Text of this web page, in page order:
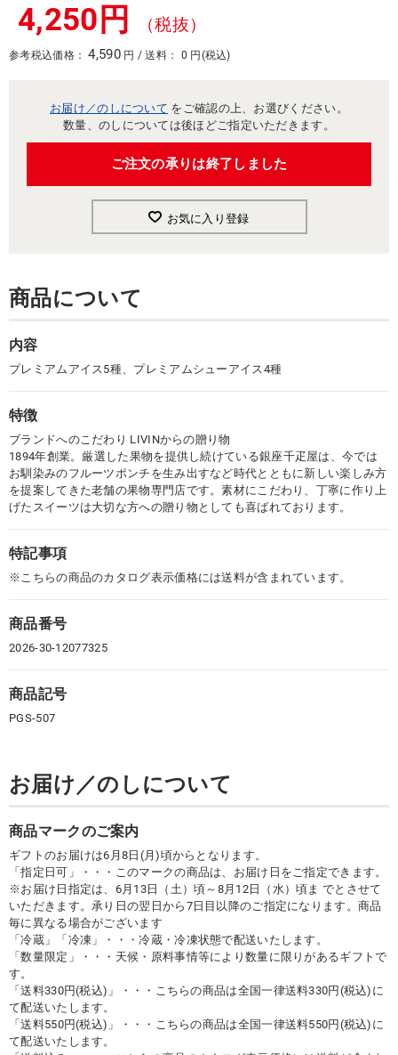
4,250円 （税抜）
参考税込価格：4,590円 / 送料： 0 円(税込)
お届け／のしについて をご確認の上、お選びください。
数量、のしについては後ほどご指定いただきます。
ご注文の承りは終了しました
お気に入り登録
商品について
内容
プレミアムアイス5種、プレミアムシューアイス4種
特徴
ブランドへのこだわり LIVINからの贈り物
1894年創業。厳選した果物を提供し続けている銀座千疋屋は、今では
お馴染みのフルーツポンチを生み出すなど時代とともに新しい楽しみ方
を提案してきた老舗の果物専門店です。素材にこだわり、丁寧に作り上
げたスイーツは大切な方への贈り物としても喜ばれております。
特記事項
※こちらの商品のカタログ表示価格には送料が含まれています。
商品番号
2026-30-12077325
商品記号
PGS-507
お届け／のしについて
商品マークのご案内
ギフトのお届けは6月8日(月)頃からとなります。
「指定日可」・・・このマークの商品は、お届け日をご指定できます。
※お届け日指定は、6月13日（土）頃～8月12日（水）頃ま でとさせて
いただきます。承り日の翌日から7日目以降のご指定になります。商品
毎に異なる場合がございます
「冷蔵」「冷凍」・・・冷蔵・冷凍状態で配送いたします。
「数量限定」・・・天候・原料事情等により数量に限りがあるギフトで
す。
「送料330円(税込)」・・・こちらの商品は全国一律送料330円(税込)に
て配送いたします。
「送料550円(税込)」・・・こちらの商品は全国一律送料550円(税込)に
て配送いたします。